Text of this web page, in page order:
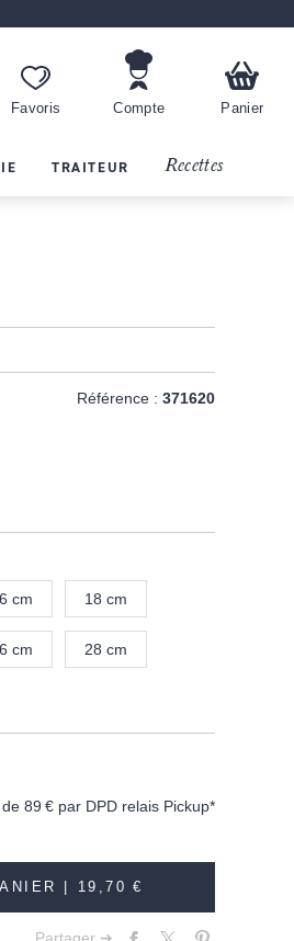
Favoris Compte Panier
TRAITEUR Recettes
Référence : 371620
cm 18 cm
cm 28 cm
89 € par DPD relais Pickup*
| 19,70 €